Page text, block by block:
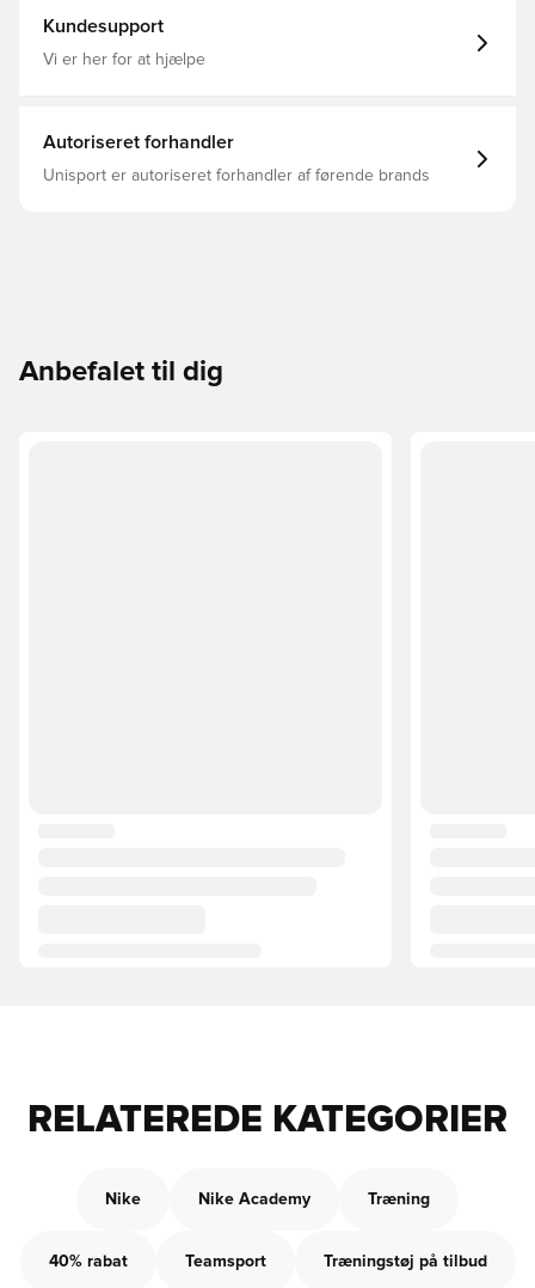
Kundesupport
Vi er her for at hjælpe
Autoriseret forhandler
Unisport er autoriseret forhandler af førende brands
Anbefalet til dig
RELATEREDE KATEGORIER
Nike Nike Academy Træning
40% rabat Teamsport Træningstøj på tilbud